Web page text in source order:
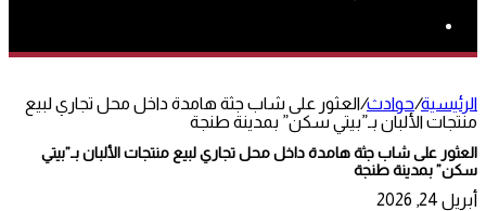
الرئيسية/حوادث/العثور على شاب جثة هامدة داخل محل تجاري لبيع
منتجات الألبان بـ”بيتي سكن” بمدينة طنجة
العثور على شاب جثة هامدة داخل محل تجاري لبيع منتجات الألبان بـ”بيتي
سكن” بمدينة طنجة
أبريل 24, 2026